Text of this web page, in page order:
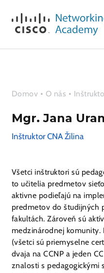
content
Domov • O nás •
Mgr. Jana
Inštruktor CNA Žilina
Všetci inštruktori sú
to učitelia predmetov
aktivne podieľajú na
predmetov do študijných
fakultách. Zároveň sú
medzinárodnej komunity.
(všetci sú priemyselne
dvaja na CCNP a jeden
znalosti s pedagogickými